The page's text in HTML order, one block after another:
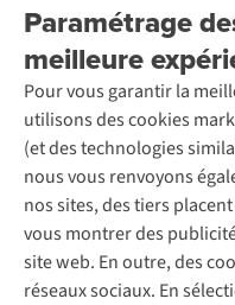
Paramétrage
meilleure
Pour vous garantir la
utilisons des cookies
(et des technologies
nous vous renvoyons
nos sites, des tiers
vous montrer des
site web. En outre, des
réseaux sociaux. En
Retourner
Rétractation d'une
Entretien & réparations
Garantie
Contactez-nous
Entreprise responsable
À propos d’Ayacucho
Nos magasins
À propos d’A.S.Adventure
Déclaration d'accessibilité
Location / Location sports
Seconde-main
Entretien de ski
Service de lavage
Entretien de chaussures
Réparation de chaussures
Réparation de vêtements
Retouches
Pour les entreprises
Découvrez
A.S.Magazine
Explore Camp
Expertise & conseils
Abonnez-vous à la